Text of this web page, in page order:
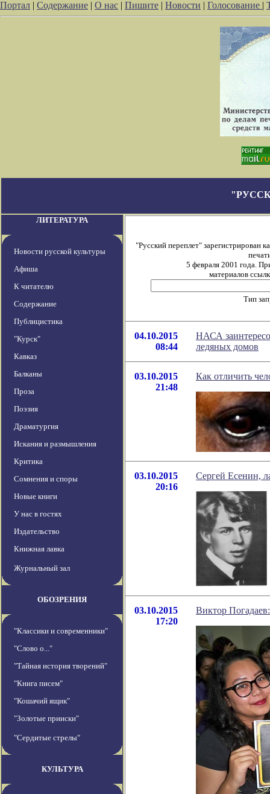
Портал | Содержание | О нас | Пишите | Новости | Голосование |
ЛИТЕРАТУРА
Новости русской культуры
Афиша
К читателю
Содержание
Публицистика
"Курск"
Кавказ
Балканы
Проза
Поэзия
Драматургия
Искания и размышления
Критика
Сомнения и споры
Новые книги
У нас в гостях
Издательство
Книжная лавка
Журнальный зал
ОБОЗРЕНИЯ
"Классики и современники"
"Слово о..."
"Тайная история творений"
"Книга писем"
"Кошачий ящик"
"Золотые прииски"
"Сердитые стрелы"
КУЛЬТУРА
"Русский переплет" зарегистрирован
5 февраля 2001 года.
материалов
Тип
04.10.2015
08:44
НАСА
ледяных домов
03.10.2015
21:48
Как отличить
03.10.2015
20:16
Сергей Есенин,
03.10.2015
17:20
Виктор